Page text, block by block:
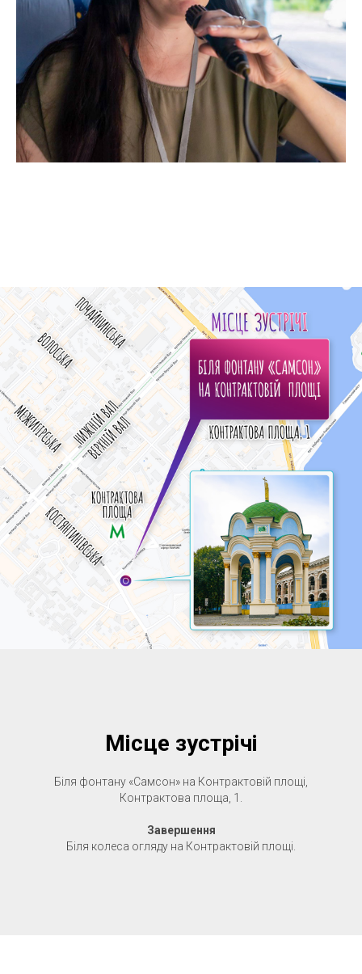
Місце зустрічі
Біля фонтану «Самсон» на Контрактовій площі,
Контрактова площа, 1.
Завершення
Біля колеса огляду на Контрактовій площі.